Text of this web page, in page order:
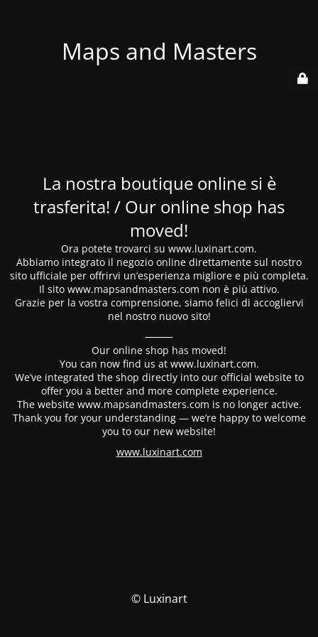
Maps and Masters
La nostra boutique online si è
trasferita! / Our online shop has
moved!
Ora potete trovarci su www.luxinart.com.
Abbiamo integrato il negozio online direttamente sul nostro
sito ufficiale per offrirvi un’esperienza migliore e più completa.
Il sito www.mapsandmasters.com non è più attivo.
Grazie per la vostra comprensione, siamo felici di accogliervi
nel nostro nuovo sito!
⸻
Our online shop has moved!
You can now find us at www.luxinart.com.
We’ve integrated the shop directly into our official website to
offer you a better and more complete experience.
The website www.mapsandmasters.com is no longer active.
Thank you for your understanding — we’re happy to welcome
you to our new website!
www.luxinart.com
© Luxinart